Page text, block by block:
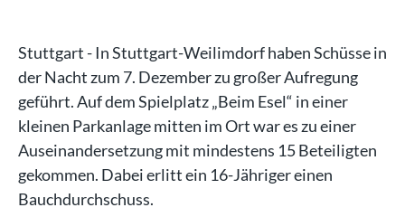
Stuttgart - In Stuttgart-Weilimdorf haben Schüsse in
der Nacht zum 7. Dezember zu großer Aufregung
geführt. Auf dem Spielplatz „Beim Esel“ in einer
kleinen Parkanlage mitten im Ort war es zu einer
Auseinandersetzung mit mindestens 15 Beteiligten
gekommen. Dabei erlitt ein 16-Jähriger einen
Bauchdurchschuss.